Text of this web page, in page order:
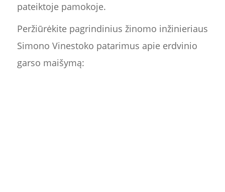
pateiktoje pamokoje.
Peržiūrėkite pagrindinius žinomo inžinieriaus
Simono Vinestoko patarimus apie erdvinio
garso maišymą: